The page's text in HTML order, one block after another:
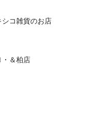
シコ雑貨のお店
・＆柏店